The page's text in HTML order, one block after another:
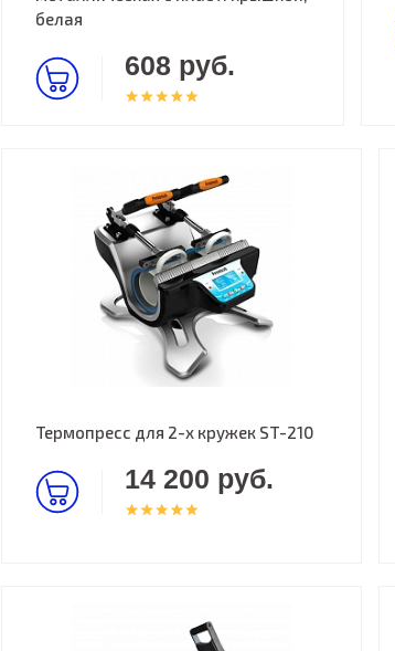
белая
608 руб.
Термопресс для 2-х кружек ST-210
14 200 руб.